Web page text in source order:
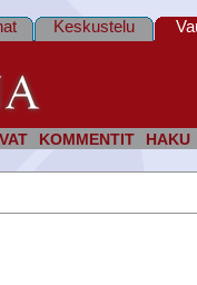
KOMMENTIT HAKU
Keskustelu